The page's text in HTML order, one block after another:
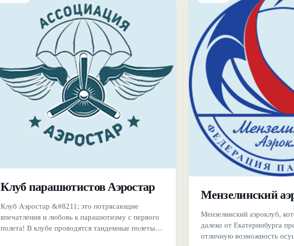
Клуб парашютистов Аэростар
Клуб Аэростар &#8211; это потрясающие
впечатления и любовь к парашютизму с первого
полета! В клубе проводятся тандемные полеты
Мензелинский
Мензелинский аэроклуб,
далеко от Екатеринбурга
отличную возможность